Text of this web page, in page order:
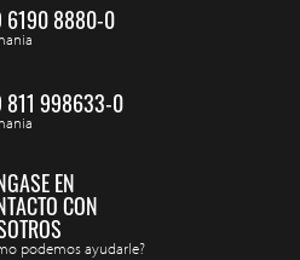
6190 8880-0
811 998633-0
EN
CON
podemos ayudarle?